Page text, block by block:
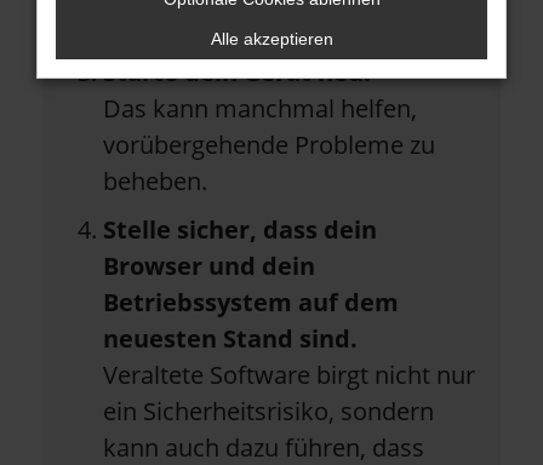
Starte dein Gerät neu.
Das kann manchmal helfen,
vorübergehende Probleme zu
beheben.
Stelle sicher, dass dein
Browser und dein
Betriebssystem auf dem
neuesten Stand sind.
Veraltete Software birgt nicht nur
ein Sicherheitsrisiko, sondern
kann auch dazu führen, dass
Alle akzeptieren